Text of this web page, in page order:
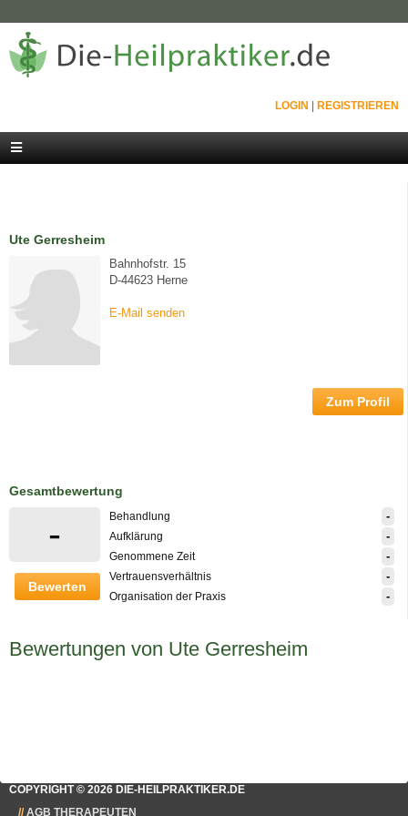
LOGIN REGISTRIEREN
Ute Gerresheim
Bahnhofstr. 15
D-44623 Herne
E-Mail senden
Zum Profil
Gesamtbewertung
-
Bewerten
Behandlung -
Aufklärung -
Genommene Zeit -
Vertrauensverhältnis -
Organisation der Praxis -
Bewertungen von Ute Gerresheim
COPYRIGHT © 2026 DIE-HEILPRAKTIKER.DE
AGB THERAPEUTEN